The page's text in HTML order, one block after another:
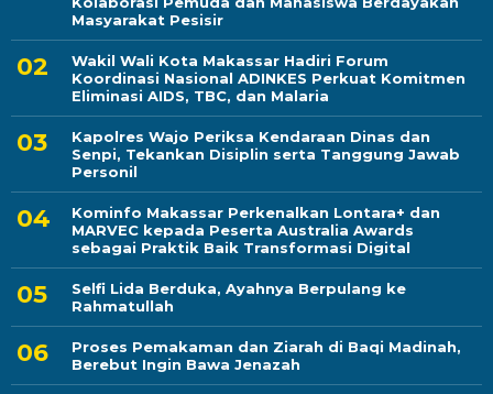
Masyarakat Pesisir
Wakil Wali Kota Makassar Hadiri Forum
Koordinasi Nasional ADINKES Perkuat Komitmen
Eliminasi AIDS, TBC, dan Malaria
Kapolres Wajo Periksa Kendaraan Dinas dan
Senpi, Tekankan Disiplin serta Tanggung Jawab
Personil
Kominfo Makassar Perkenalkan Lontara+ dan
MARVEC kepada Peserta Australia Awards
sebagai Praktik Baik Transformasi Digital
Selfi Lida Berduka, Ayahnya Berpulang ke
Rahmatullah
Proses Pemakaman dan Ziarah di Baqi Madinah,
Berebut Ingin Bawa Jenazah